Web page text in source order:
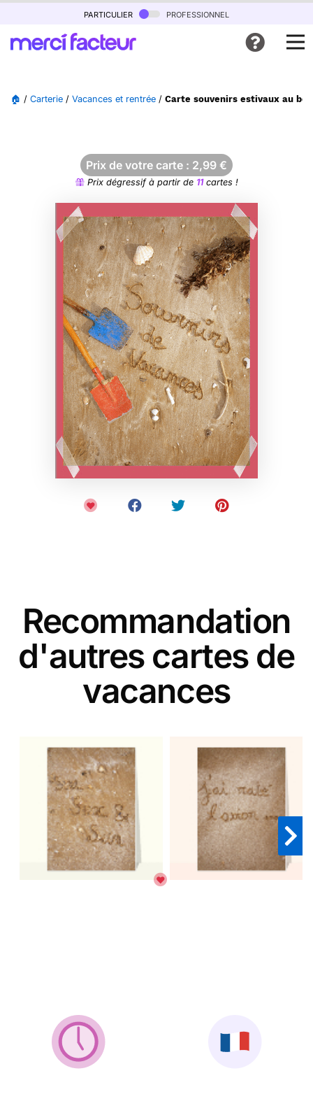
particulier professionnel
🏠 / Carterie / Vacances et rentrée / Carte souvenirs estivaux au
Prix de votre carte : 2,99 €
Prix dégressif à partir de 11cartes !
Recommandation
d'autres cartes de
vacances